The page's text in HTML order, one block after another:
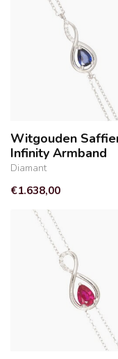
Witgouden
Infinity Armband
Diamant
€1.638,00